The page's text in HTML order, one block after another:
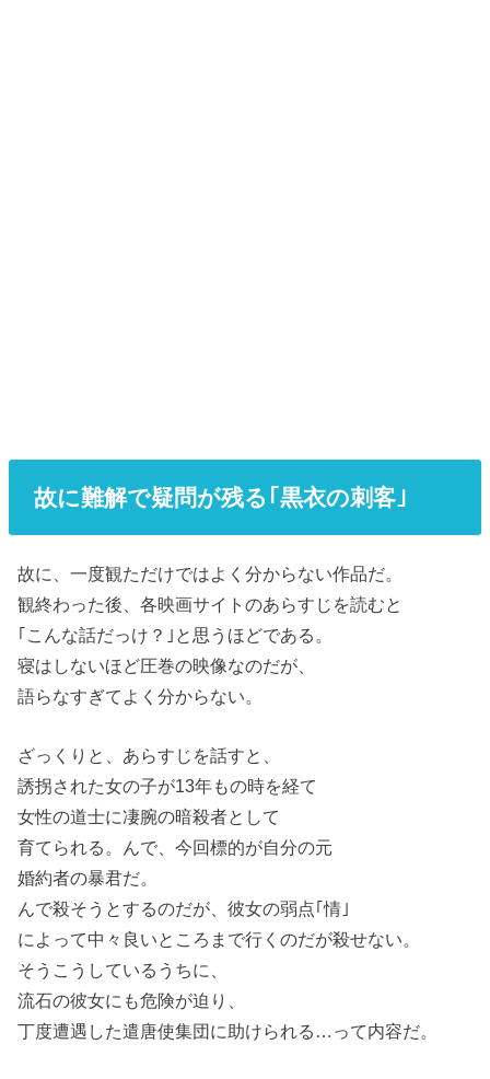
故に難解で疑問が残る｢黒衣の刺客｣
故に、一度観ただけではよく分からない作品だ。
観終わった後、各映画サイトのあらすじを読むと
｢こんな話だっけ？｣と思うほどである。
寝はしないほど圧巻の映像なのだが、
語らなすぎてよく分からない。
ざっくりと、あらすじを話すと、
誘拐された女の子が13年もの時を経て
女性の道士に凄腕の暗殺者として
育てられる。んで、今回標的が自分の元
婚約者の暴君だ。
んで殺そうとするのだが、彼女の弱点｢情｣
によって中々良いところまで行くのだが殺せない。
そうこうしているうちに、
流石の彼女にも危険が迫り、
丁度遭遇した遣唐使集団に助けられる…って内容だ。